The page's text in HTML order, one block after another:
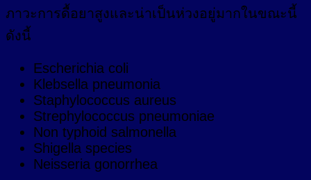
ภาวะการดื้อยาสูงและน่าเป็นห่วงอยู่มากในขณะนี้
ดังนี้
Escherichia coli
Klebsella pneumonia
Staphylococcus aureus
Strephylococcus pneumoniae
Non typhoid salmonella
Shigella species
Neisseria gonorrhea